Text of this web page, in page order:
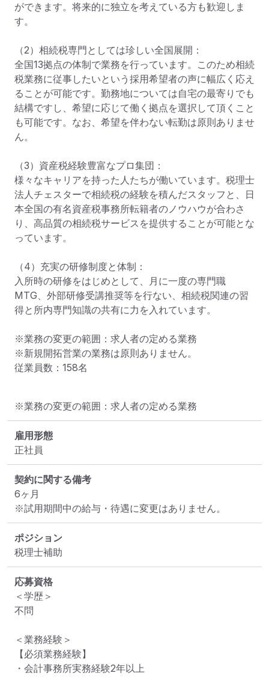
ができます。将来的に独立を考えている方も歓迎しま
す。
（2）相続税専門としては珍しい全国展開：
全国13拠点の体制で業務を行っています。このため相続
税業務に従事したいという採用希望者の声に幅広く応え
ることが可能です。勤務地については自宅の最寄りでも
結構ですし、希望に応じて働く拠点を選択して頂くこと
も可能です。なお、希望を伴わない転勤は原則ありませ
ん。
（3）資産税経験豊富なプロ集団：
様々なキャリアを持った人たちが働いています。税理士
法人チェスターで相続税の経験を積んだスタッフと、日
本全国の有名資産税事務所転籍者のノウハウが合わさ
り、高品質の相続税サービスを提供することが可能とな
っています。
（4）充実の研修制度と体制：
入所時の研修をはじめとして、月に一度の専門職
MTG、外部研修受講推奨等を行ない、相続税関連の習
得と所内専門知識の共有に力を入れています。
※業務の変更の範囲：求人者の定める業務
※新規開拓営業の業務は原則ありません。
従業員数：158名
※業務の変更の範囲：求人者の定める業務
雇用形態
正社員
契約に関する備考
6ヶ月
※試用期間中の給与・待遇に変更はありません。
ポジション
税理士補助
応募資格
＜学歴＞
不問
＜業務経験＞
【必須業務経験】
・会計事務所実務経験2年以上